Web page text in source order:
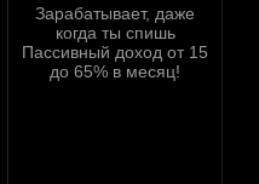
Зарабатывает, даже
когда ты спишь
Пассивный доход от 15
до 65% в месяц!